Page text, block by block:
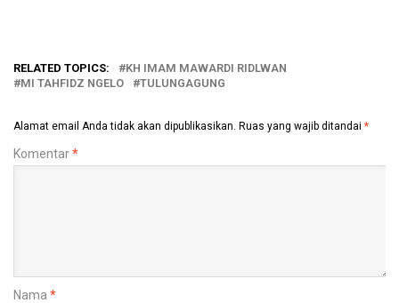
RELATED TOPICS:
KH IMAM MAWARDI RIDLWAN
MI TAHFIDZ NGELO
TULUNGAGUNG
Alamat email Anda tidak akan dipublikasikan. Ruas yang wajib ditandai *
Komentar*
Nama *